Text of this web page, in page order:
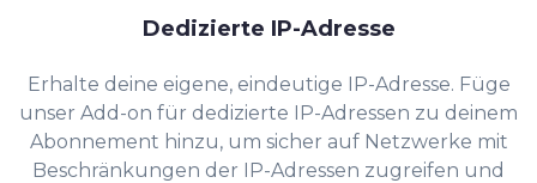
Dedizierte IP-Adresse
Erhalte deine eigene, eindeutige IP-Adresse. Füge
unser Add-on für dedizierte IP-Adressen zu deinem
Abonnement hinzu, um sicher auf Netzwerke mit
Beschränkungen der IP-Adressen zugreifen und